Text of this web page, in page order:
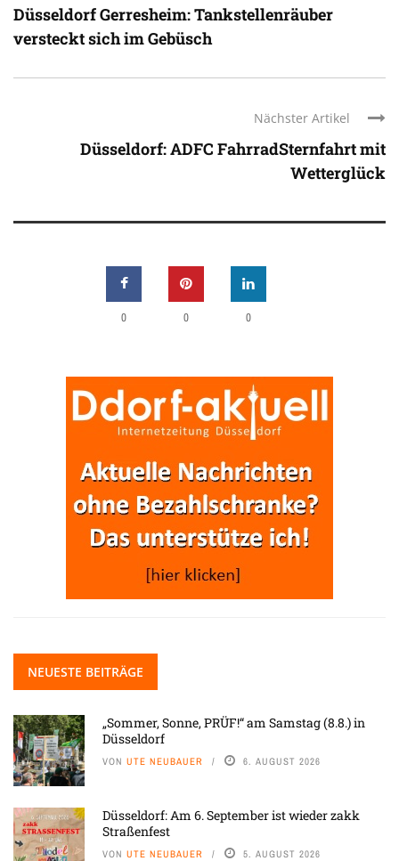
Düsseldorf Gerresheim: Tankstellenräuber
versteckt sich im Gebüsch
Nächster Artikel
Düsseldorf: ADFC FahrradSternfahrt mit
Wetterglück
0 0 0
NEUESTE BEITRÄGE
„Sommer, Sonne, PRÜF!“ am Samstag (8.8.) in
Düsseldorf
VON UTE NEUBAUER 6. AUGUST 2026
Düsseldorf: Am 6. September ist wieder zakk
Straßenfest
VON UTE NEUBAUER 5. AUGUST 2026